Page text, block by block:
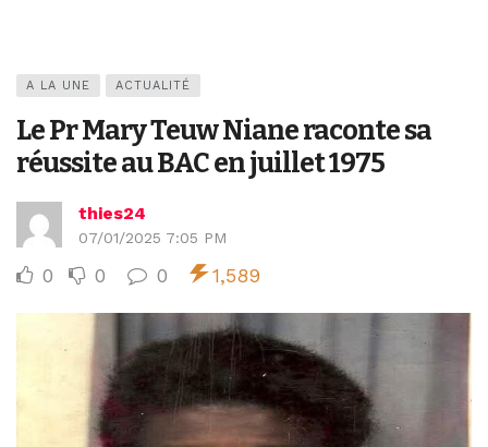
A LA UNE ACTUALITÉ
Le Pr Mary Teuw Niane raconte sa
réussite au BAC en juillet 1975
thies24
07/01/2025 7:05 PM
0 0 0 1,589